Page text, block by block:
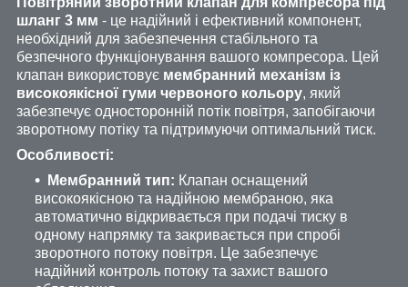
шланг 3 мм - це надійний і ефективний компонент,
необхідний для забезпечення стабільного та
безпечного функціонування вашого компресора. Цей
клапан використовує мембранний механізм із
високоякісної гуми червоного кольору, який
забезпечує односторонній потік повітря, запобігаючи
зворотному потіку та підтримуючи оптимальний тиск.
Особливості:
Мембранний тип: Клапан оснащений
високоякісною та надійною мембраною, яка
автоматично відкривається при подачі тиску в
одному напрямку та закривається при спробі
зворотного потоку повітря. Це забезпечує
надійний контроль потоку та захист вашого